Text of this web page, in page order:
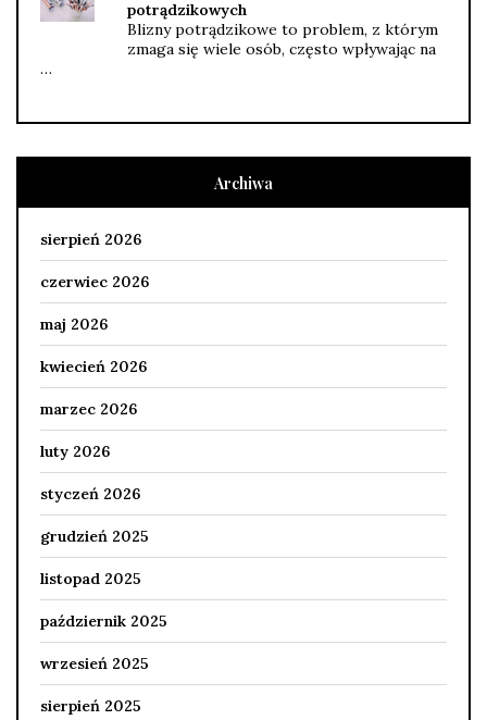
potrądzikowych
Blizny potrądzikowe to problem, z którym
zmaga się wiele osób, często wpływając na
…
Archiwa
sierpień 2026
czerwiec 2026
maj 2026
kwiecień 2026
marzec 2026
luty 2026
styczeń 2026
grudzień 2025
listopad 2025
październik 2025
wrzesień 2025
sierpień 2025